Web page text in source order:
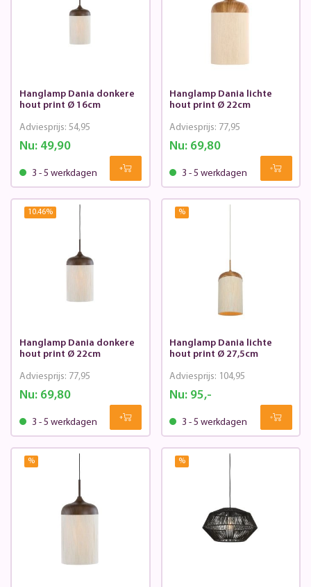
Hanglamp Dania donkere
hout print Ø 16cm
Nu:49,90
Adviesprijs: 54,95
3 - 5 werkdagen
Hanglamp Dania lichte
hout print Ø 22cm
Nu: 69,80
Adviesprijs: 77,95
3 - 5 werkdagen
10.46%
Hanglamp Dania donkere
hout print Ø 22cm
Nu:69,80
Adviesprijs: 77,95
3 - 5 werkdagen
%
Hanglamp Dania lichte
hout print Ø 27,5cm
Nu: 95,-
Adviesprijs: 104,95
3 - 5 werkdagen
% %